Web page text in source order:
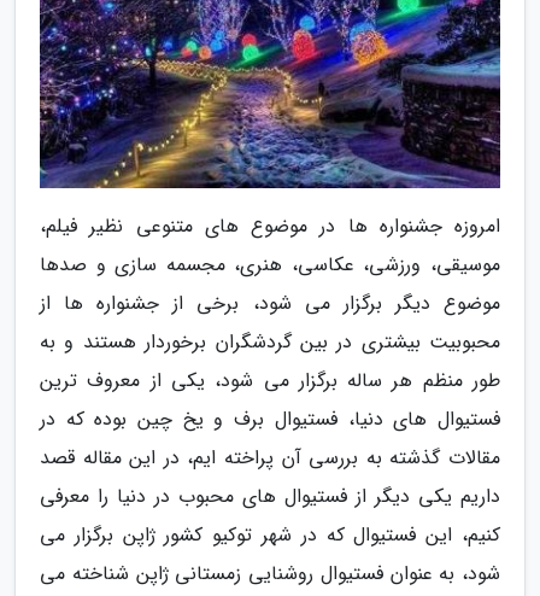
امروزه جشنواره ها در موضوع های متنوعی نظیر فیلم،
موسیقی، ورزشی، عکاسی، هنری، مجسمه سازی و صدها
موضوع دیگر برگزار می شود، برخی از جشنواره ها از
محبوبیت بیشتری در بین گردشگران برخوردار هستند و به
طور منظم هر ساله برگزار می شود، یکی از معروف ترین
فستیوال های دنیا، فستیوال برف و یخ چین بوده که در
مقالات گذشته به بررسی آن پراخته ایم، در این مقاله قصد
داریم یکی دیگر از فستیوال های محبوب در دنیا را معرفی
کنیم، این فستیوال که در شهر توکیو کشور ژاپن برگزار می
شود، به عنوان فستیوال روشنایی زمستانی ژاپن شناخته می